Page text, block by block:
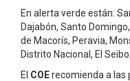
En alerta verde están:
Dajabón, Santo
de Macorís, Peravia,
Distrito Nacional, El
El COErecomienda a las